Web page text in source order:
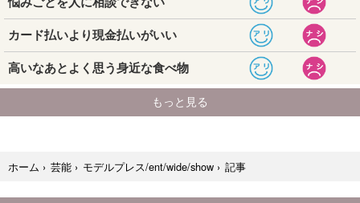
ホーム › 芸能 › モデルプレス/ent/wide/show › 記事